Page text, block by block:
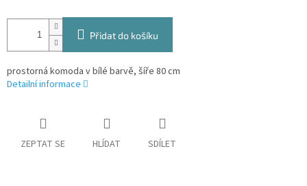
Přidat do košíku
prostorná komoda v bílé barvě, šíře 80 cm
Detailní informace
ZEPTAT SE HLÍDAT SDÍLET